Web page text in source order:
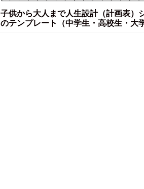
子供から大人まで人生設計（計画表）
のテンプレート（中学生・高校生・大